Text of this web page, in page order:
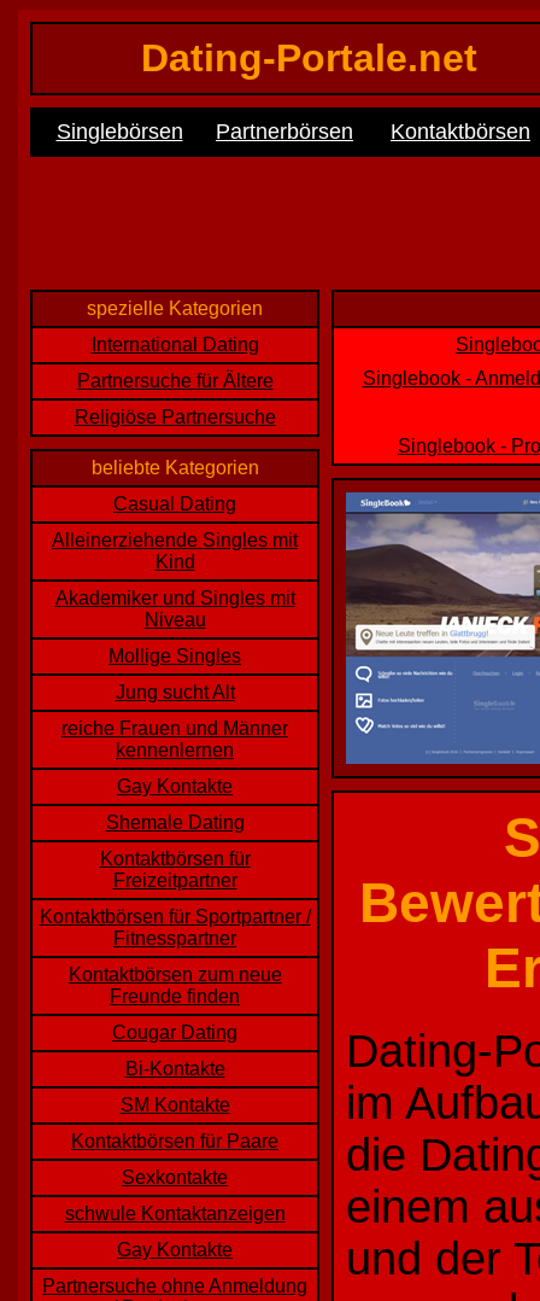
Dating-Portale.net
Singlebörsen Partnerbörsen Kontaktbörsen
spezielle Kategorien
International Dating
Partnersuche für Ältere
Religiöse Partnersuche
beliebte Kategorien
Casual Dating
Alleinerziehende Singles mit
Kind
Akademiker und Singles mit
Niveau
Mollige Singles
Jung sucht Alt
reiche Frauen und Männer
kennenlernen
Gay Kontakte
Shemale Dating
Kontaktbörsen für
Freizeitpartner
Kontaktbörsen für Sportpartner /
Fitnesspartner
Kontaktbörsen zum neue
Freunde finden
Cougar Dating
Bi-Kontakte
SM Kontakte
Kontaktbörsen für Paare
Sexkontakte
schwule Kontaktanzeigen
Gay Kontakte
Partnersuche ohne Anmeldung
Singlebook -
Singlebook -
Dating-
im
die
einem
und der